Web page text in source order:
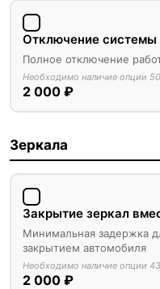
Отключение
Полное отключение
Необходимо наличие опции
2 000 ₽
Зеркала
Закрытие зеркал
Минимальная задержка
закрытием автомобиля
Необходимо наличие опции
2 000 ₽